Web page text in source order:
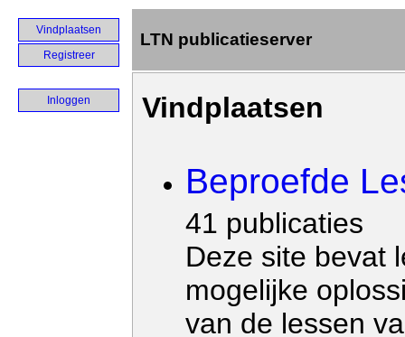
Vindplaatsen
Registreer
Inloggen
LTN publicatieserver
Vindplaatsen
Beproefde
41 publicaties
Deze site bevat
mogelijke
van de lessen